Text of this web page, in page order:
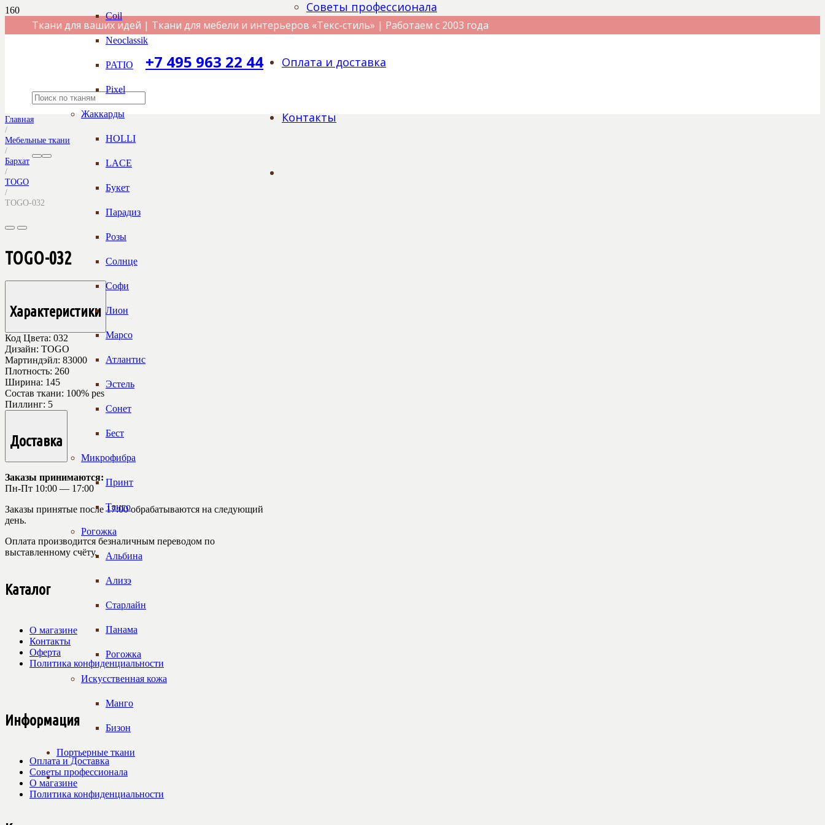
Ткани для ваших идей | Ткани для мебели и интерьеров «Текс-стиль» | Работаем с 2003 года
+7 495 963 22 44
Советы профессионала
Оплата и доставка
Контакты
Coil
Neoclassik
PATIO
Pixel
Жаккарды
HOLLI
LACE
Букет
Парадиз
Розы
Солнце
Софи
Лион
Марсо
Атлантис
Эстель
Сонет
Бест
Микрофибра
Принт
Танго
Рогожка
Альбина
Ализэ
Старлайн
Панама
Рогожка
Искусственная кожа
Манго
Бизон
Портьерные ткани
Главная
/
Мебельные ткани
/
Бархат
/
TOGO
/
TOGO-032
TOGO-032
Характеристики
Код Цвета: 032
Дизайн: TOGO
Мартиндэйл: 83000
Плотность: 260
Ширина: 145
Состав ткани: 100% pes
Пиллинг: 5
Доставка
Заказы принимаются:
Пн-Пт 10:00 — 17:00
Заказы принятые после 17:00 обрабатываются на следующий
день.
Оплата производится безналичным переводом по
выставленному счёту.
Каталог
О магазине
Контакты
Оферта
Политика конфиденциальности
Информация
Оплата и Доставка
Советы профессионала
О магазине
Политика конфиденциальности